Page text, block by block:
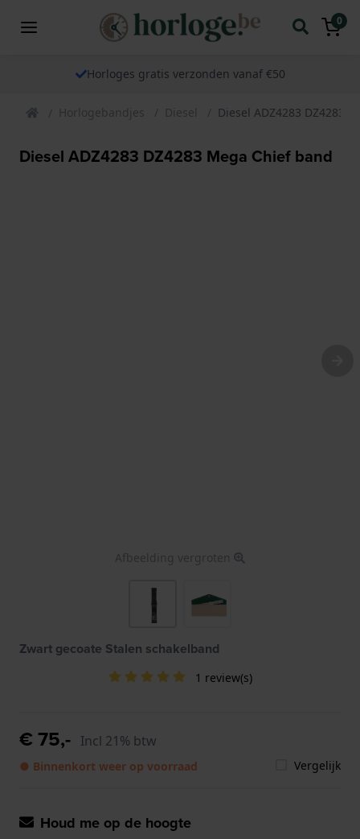
0
Horloges gratis verzonden vanaf €50
Horlogebandjes Diesel Diesel ADZ4283 DZ4283
Diesel ADZ4283 DZ4283 Mega Chief band
Afbeelding vergroten
Zwart gecoate Stalen schakelband
1 review(s)
€ 75,- Incl 21% btw
● Binnenkort weer op voorraad Vergelijk
Houd me op de hoogte